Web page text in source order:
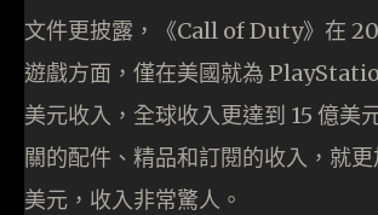
文件更披露，《Call of Duty》在
遊戲方面，僅在美國就為
美元收入，全球收入更達到 15 億美
關的配件、精品和訂閱的收入，就
美元，收入非常驚人。